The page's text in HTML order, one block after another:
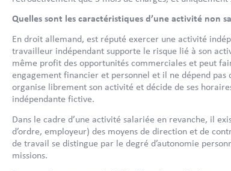
Quelles sont les caractéristiques d’une activité non
En droit allemand, est réputé exercer une activité
travailleur indépendant supporte le risque lié à son
même profit des opportunités commerciales et peut
engagement financier et personnel et il ne dépend
organise librement son activité et décide de ses
indépendante fictive.
Dans le cadre d’une activité salariée en revanche, il
d’ordre, employeur) des moyens de direction et de
de travail se distingue par le degré d’autonomie
missions.